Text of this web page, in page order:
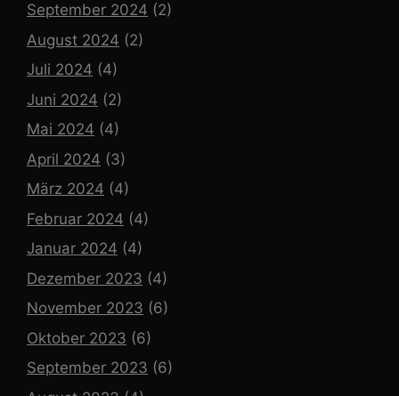
September 2024 (2)
August 2024 (2)
Juli 2024 (4)
Juni 2024 (2)
Mai 2024 (4)
April 2024 (3)
März 2024 (4)
Februar 2024 (4)
Januar 2024 (4)
Dezember 2023 (4)
November 2023 (6)
Oktober 2023 (6)
September 2023 (6)